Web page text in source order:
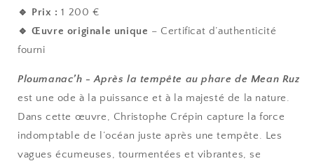
🔹 Prix :1 200 €
🔹Œuvre originale unique – Certificat d’authenticité
fourni
Ploumanac’h - Après la tempête au phare de Mean Ruz
est une ode à la puissance et à la majesté de la nature.
Dans cette œuvre, Christophe Crépin capture la force
indomptable de l’océan juste après une tempête. Les
vagues écumeuses, tourmentées et vibrantes, se